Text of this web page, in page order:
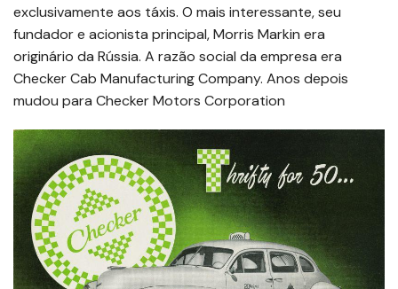
exclusivamente aos táxis. O mais interessante, seu
fundador e acionista principal, Morris Markin era
originário da Rússia. A razão social da empresa era
Checker Cab Manufacturing Company. Anos depois
mudou para Checker Motors Corporation